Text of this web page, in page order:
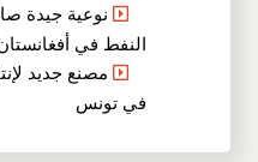
نوعية جيدة
النفط في
مصنع جديد
في تونس